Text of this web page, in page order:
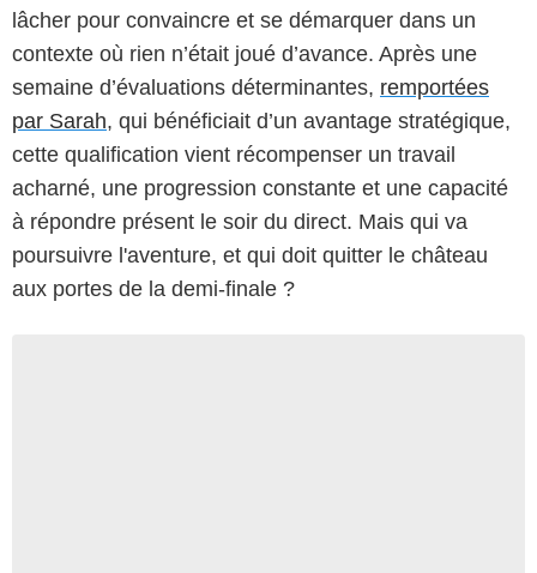
lâcher pour convaincre et se démarquer dans un
contexte où rien n’était joué d’avance. Après une
semaine d’évaluations déterminantes, remportées
par Sarah, qui bénéficiait d’un avantage stratégique,
cette qualification vient récompenser un travail
acharné, une progression constante et une capacité
à répondre présent le soir du direct. Mais qui va
poursuivre l'aventure, et qui doit quitter le château
aux portes de la demi-finale ?